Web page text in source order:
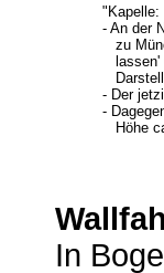
"Kapelle:
- An der
zu
lassen'
- Der
-
Höhe
In